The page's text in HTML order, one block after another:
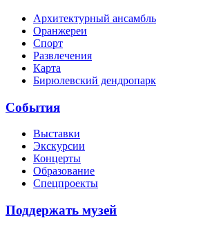
Архитектурный ансамбль
Оранжереи
Спорт
Развлечения
Карта
Бирюлевский дендропарк
События
Выставки
Экскурсии
Концерты
Образование
Спецпроекты
Поддержать музей